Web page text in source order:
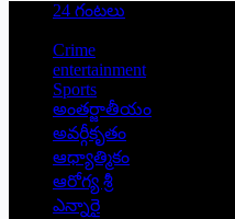
24 గంటలు
Crime
entertainment
Sports
అంతర్జాతీయం
అవర్గీకృతం
ఆధ్యాత్మికం
ఆరోగ్య శ్రీ
ఎన్నారై